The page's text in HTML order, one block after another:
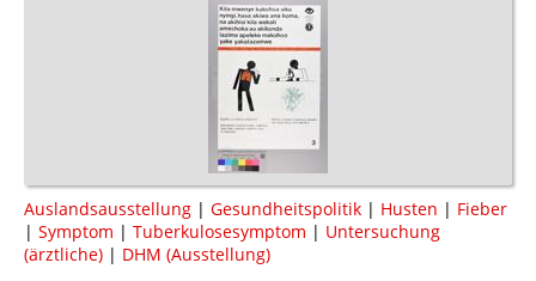
Auslandsausstellung | Gesundheitspolitik | Husten | Fieber
| Symptom | Tuberkulosesymptom | Untersuchung
(ärztliche) | DHM (Ausstellung)